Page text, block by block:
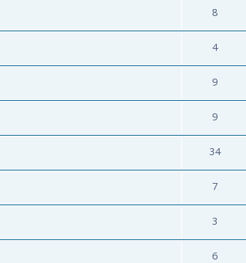
8
4
9
9
34
7
3
6